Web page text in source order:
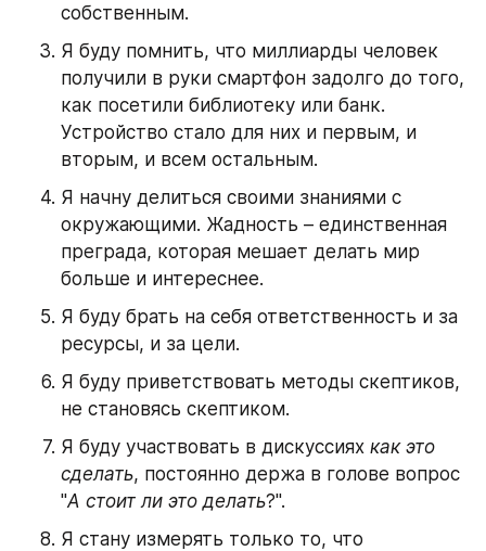
собственным.
Я буду помнить, что миллиарды человек
получили в руки смартфон задолго до того,
как посетили библиотеку или банк.
Устройство стало для них и первым, и
вторым, и всем остальным.
Я начну делиться своими знаниями с
окружающими. Жадность – единственная
преграда, которая мешает делать мир
больше и интереснее.
Я буду брать на себя ответственность и за
ресурсы, и за цели.
Я буду приветствовать методы скептиков,
не становясь скептиком.
Я буду участвовать в дискуссиях как это
сделать, постоянно держа в голове вопрос
"А стоит ли это делать?".
Я стану измерять только то, что